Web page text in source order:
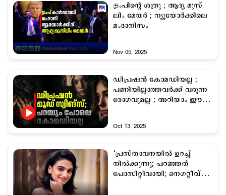
ട്രംപിന്‍റെ ശത്രു ; ആദ്യ മുസ്​
ലിം മേയര്‍ ; ന്യൂയോര്‍ക്കിലെ
മംദാനിസം
Nov 05, 2025
ഡിപ്രഷന്‍ കോമഡിയല്ല ;
പണിയില്ലാത്തവര്‍ക്ക് വരുന്ന
രോഗവുമല്ല ; അറിയാം ഈ
Oct 13, 2025
‘പ്രസ്താവനയില്‍ ഉറച്ച്
നില്‍ക്കുന്നു; പറഞ്ഞത്
പോസിറ്റീവായി; നെഗറ്റീവ്